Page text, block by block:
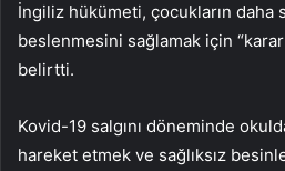
İngiliz hükümeti, çocukların daha
beslenmesini sağlamak için
belirtti.
Kovid-19 salgını döneminde
hareket etmek ve sağlıksız